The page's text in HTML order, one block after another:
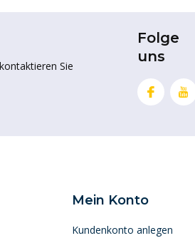
Sie
Folge
uns
Mein Konto
Kundenkonto anlegen